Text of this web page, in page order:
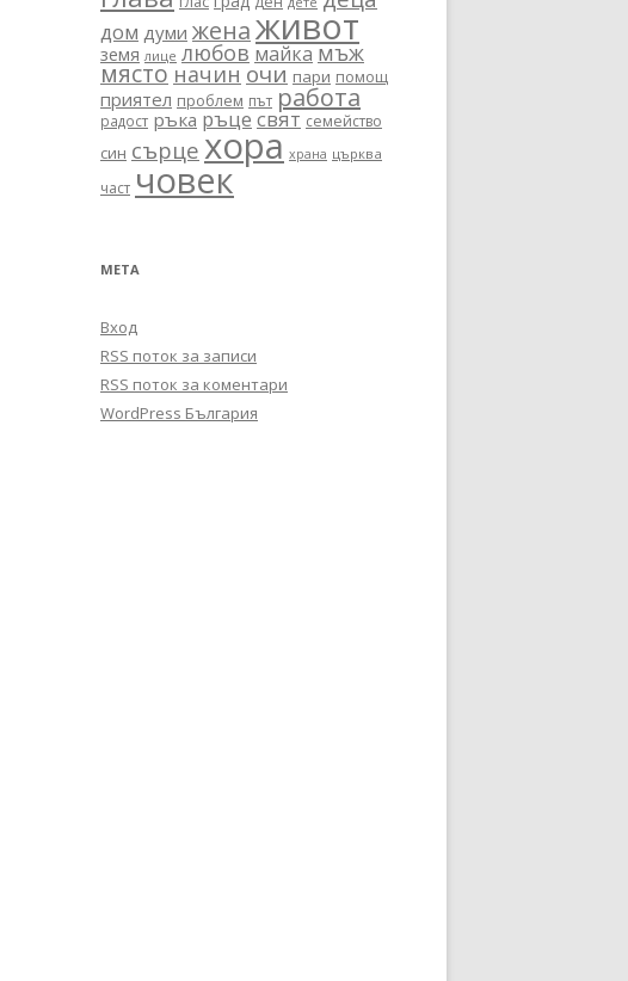
дом думи женаживот
земя лице любов майка мъж
място начин очи пари помощ
приятел проблем път работа
радост ръка ръце свят семейство
син сърце хора храна църква
част човек
МЕТА
Вход
RSS поток за записи
RSS поток за коментари
WordPress България